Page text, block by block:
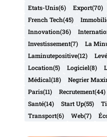
Etats-Unis(6) Export(70)
French Tech(45)
Innovation(36)
Investissement(7) La
Laminutepositive(12)
Location(5) Logiciel(8)
Médical(18) Negrier
Paris(11) Recrutement(44)
Santé(14) Start Up(55)
Transport(6) Web(7)